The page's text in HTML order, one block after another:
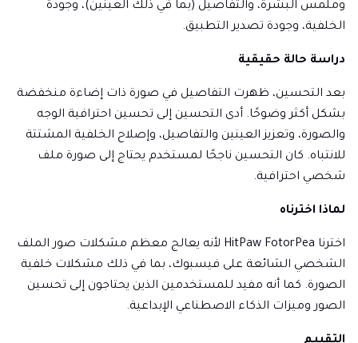
وملمس البشرة، والتفاصيل (بما في ذلك العينين)، وجودة
الخلفية، وجودة تصدير التطبيق.
دراسة حالة حقيقية
بعد التحسين، ظهرت التفاصيل في صورة ذات إضاءة منخفضة
بشكل أكثر وضوحًا. أدى التحسين إلى تحسين احترافية الوجه
والصورة، وتعزيز العينين والتفاصيل، وإصلاح الخلفية المشتتة
للانتباه. كان التحسين ناجحًا لمستخدم يحتاج إلى صورة ملف
شخصي احترافية.
لماذا اخترناه
اخترنا HitPaw FotorPea لأنه يعالج معظم مشكلات صور الملف
الشخصي الشائعة على فيسبوك، بما في ذلك مشكلات خلفية
الصورة. كما أنه مفيد للمستخدمين الذين يحتاجون إلى تحسين
الصور وميزات الذكاء الاصطناعي الإبداعية.